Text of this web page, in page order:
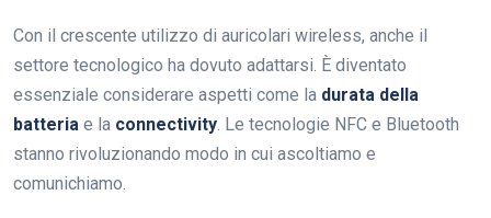
Con il crescente utilizzo di auricolari wireless, anche il
settore tecnologico ha dovuto adattarsi. È diventato
essenziale considerare aspetti come la durata della
batteria e la connectivity. Le tecnologie NFC e Bluetooth
stanno rivoluzionando modo in cui ascoltiamo e
comunichiamo.